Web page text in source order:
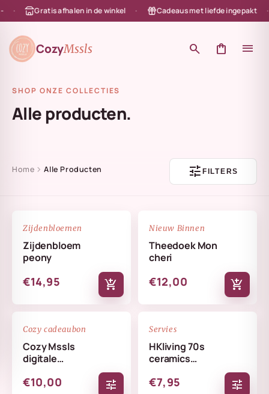
naar de content
Gratis afhalen in de winkel Cadeaus met liefde ingepakt
CozyMssls search shopping_bag menu
SHOP ONZE COLLECTIES
Alle producten.
Home chevron_rightAlle Producten tuneFILTERS
Zijdenbloemen
Zijdenbloem
peony
€14,95 add_shopping_cart
NIEUW
Nieuw Binnen
Theedoek Mon
cheri
€12,00 add_shopping_cart
Cozy cadeaubon
Cozy Mssls
digitale
Alleen online te
€10,00 tune
Servies
HKliving 70s
ceramics
€7,95 tune